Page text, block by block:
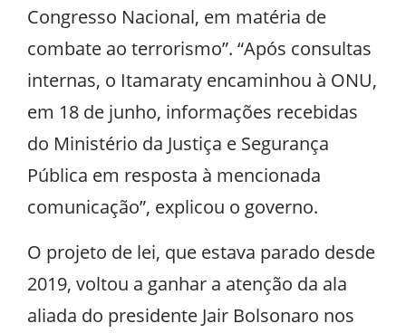
Congresso Nacional, em matéria de
combate ao terrorismo”. “Após consultas
internas, o Itamaraty encaminhou à ONU,
em 18 de junho, informações recebidas
do Ministério da Justiça e Segurança
Pública em resposta à mencionada
comunicação”, explicou o governo.
O projeto de lei, que estava parado desde
2019, voltou a ganhar a atenção da ala
aliada do presidente Jair Bolsonaro nos